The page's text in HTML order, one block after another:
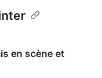
en scène et